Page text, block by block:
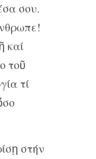
σου.
καί
τοῦ
τί
στήν